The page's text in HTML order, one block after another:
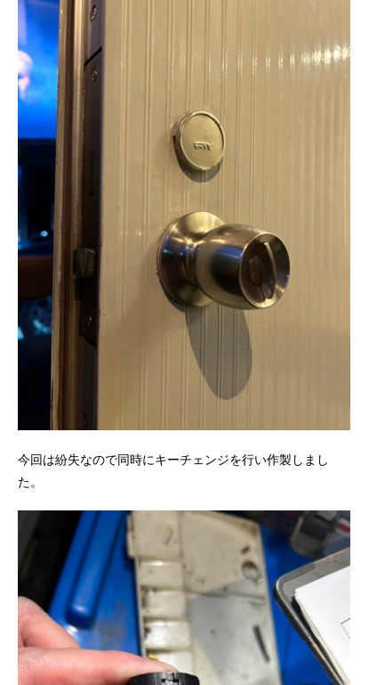
今回は紛失なので同時にキーチェンジを行い作製しまし
た。